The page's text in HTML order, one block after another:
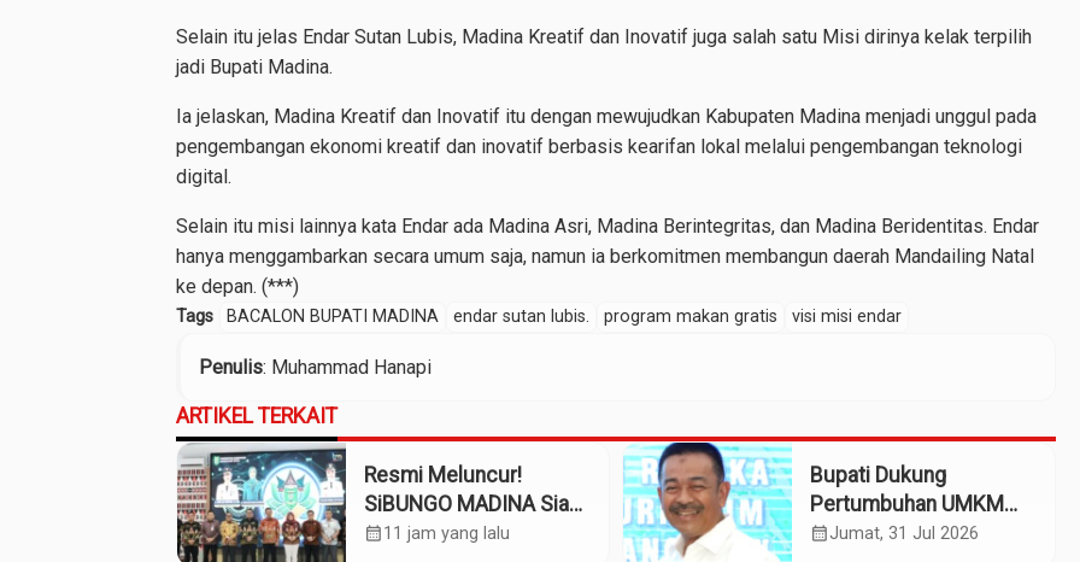
Selain itu jelas Endar Sutan Lubis, Madina Kreatif dan Inovatif juga salah satu Misi dirinya kelak terpilih
jadi Bupati Madina.
Ia jelaskan, Madina Kreatif dan Inovatif itu dengan mewujudkan Kabupaten Madina menjadi unggul pada
pengembangan ekonomi kreatif dan inovatif berbasis kearifan lokal melalui pengembangan teknologi
digital.
Selain itu misi lainnya kata Endar ada Madina Asri, Madina Berintegritas, dan Madina Beridentitas. Endar
hanya menggambarkan secara umum saja, namun ia berkomitmen membangun daerah Mandailing Natal
ke depan. (***)
Tags BACALON BUPATI MADINA endar sutan lubis. program makan gratis visi misi endar
Penulis: Muhammad Hanapi
ARTIKEL TERKAIT
Resmi Meluncur!
SiBUNGO MADINA Siap
Optimalkan Pendapatan
calendar_month11 jam yang lalu
Bupati Dukung
Pertumbuhan UMKM
Termasuk Kampoeng
calendar_monthJumat, 31 Jul 2026